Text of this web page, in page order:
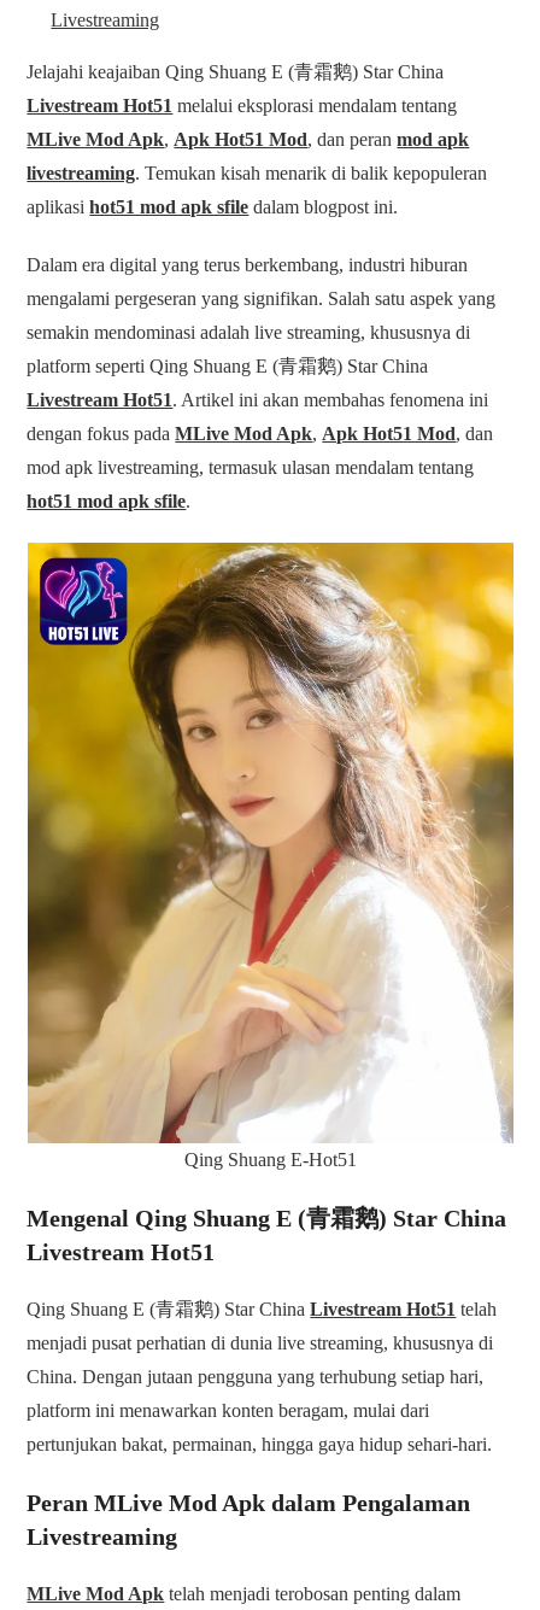
Livestreaming
Jelajahi keajaiban Qing Shuang E (青霜鹅) Star China
Livestream Hot51 melalui eksplorasi mendalam tentang
MLive Mod Apk, Apk Hot51 Mod, dan peranmod apk
livestreaming. Temukan kisah menarik di balik kepopuleran
aplikasihot51 mod apk sfile dalam blogpost ini.
Dalam era digital yang terus berkembang, industri hiburan
mengalami pergeseran yang signifikan. Salah satu aspek yang
semakin mendominasi adalah live streaming, khususnya di
platform seperti Qing Shuang E (青霜鹅) Star China
Livestream Hot51. Artikel ini akan membahas fenomena ini
dengan fokus padaMLive Mod Apk, Apk Hot51 Mod, dan
mod apk livestreaming, termasuk ulasan mendalam tentang
hot51 mod apk sfile.
Qing Shuang E-Hot51
Mengenal Qing Shuang E (青霜鹅) Star China
Livestream Hot51
Qing Shuang E (青霜鹅) Star ChinaLivestream Hot51 telah
menjadi pusat perhatian di dunia live streaming, khususnya di
China. Dengan jutaan pengguna yang terhubung setiap hari,
platform ini menawarkan konten beragam, mulai dari
pertunjukan bakat, permainan, hingga gaya hidup sehari-hari.
Peran MLive Mod Apk dalam Pengalaman
Livestreaming
MLive Mod Apk telah menjadi terobosan penting dalam